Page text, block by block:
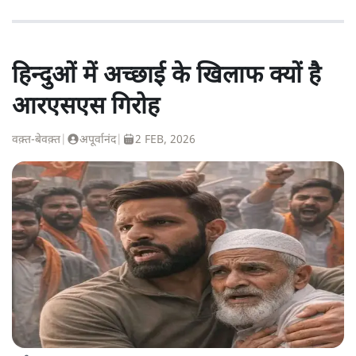
हिन्दुओं में अच्छाई के खिलाफ क्यों है
आरएसएस गिरोह
वक़्त-बेवक़्त अपूर्वानंद| 2 FEB, 2026